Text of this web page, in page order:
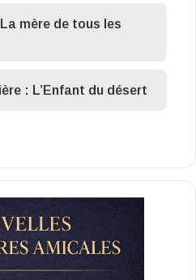
mère de tous les
: L’Enfant du désert